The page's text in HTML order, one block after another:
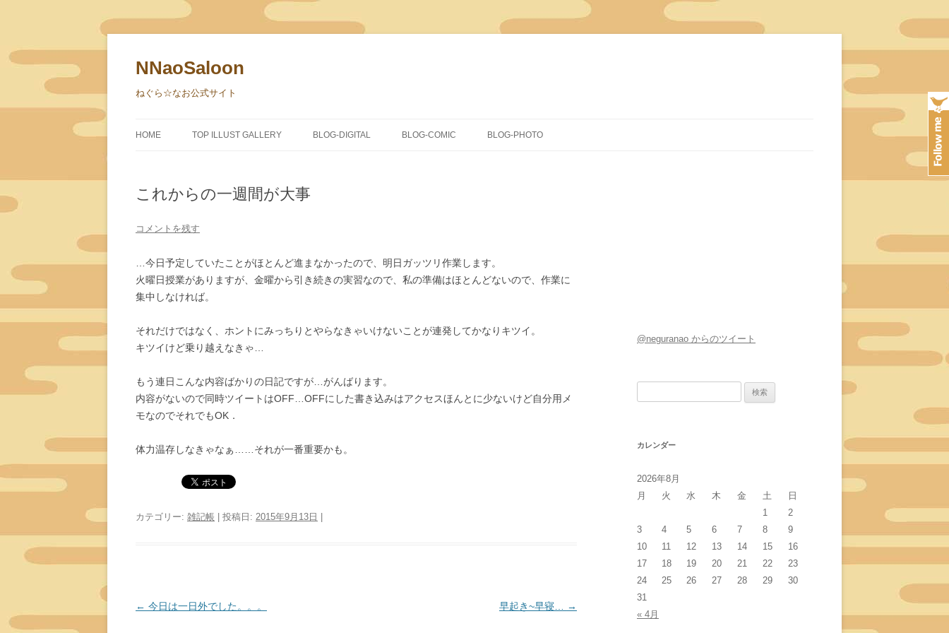
NNaoSaloon
ねぐら☆なお公式サイト
HOME TOP ILLUST GALLERY BLOG-DIGITAL BLOG-COMIC BLOG-PHOTO
これからの一週間が大事
コメントを残す
…今日予定していたことがほとんど進まなかったので、明日ガッツリ作業します。
火曜日授業がありますが、金曜から引き続きの実習なので、私の準備はほとんどないので、作業に
集中しなければ。
それだけではなく、ホントにみっちりとやらなきゃいけないことが連発してかなりキツイ。
キツイけど乗り越えなきゃ…
もう連日こんな内容ばかりの日記ですが…がんばります。
内容がないので同時ツイートはOFF…OFFにした書き込みはアクセスほんとに少ないけど自分用メ
モなのでそれでもOK．
体力温存しなきゃなぁ……それが一番重要かも。
カテゴリー: 雑記帳 | 投稿日: 2015年9月13日
投
← 今日は一日外でした。。。 早起き~早寝… →
@neguranao からのツイート
カレンダー
2026年8月
月
火 水 木 金 土
日
1
2
3
4 5 6 7 8
9
10
11 12 13 14 15
16
17
18 19 20 21 22
23
24
25 26 27 28 29
30
31
« 4月